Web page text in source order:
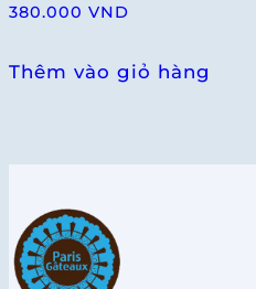
380.000 VND
Thêm vào giỏ hàng